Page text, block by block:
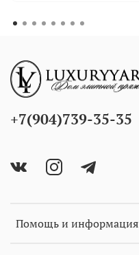
Помощь и информация
+7(904)739-35-35